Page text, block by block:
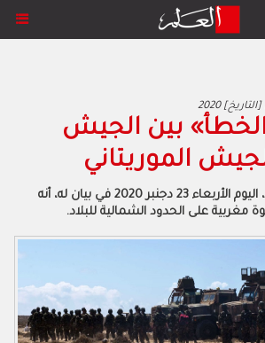
بين الجيش
الموريتاني
أعلن الجيش الموريتاني، اليوم الأربعاء 23 دجنبر 2020 في بيان له، أنه
مغربية على الحدود الشمالية للبلاد.